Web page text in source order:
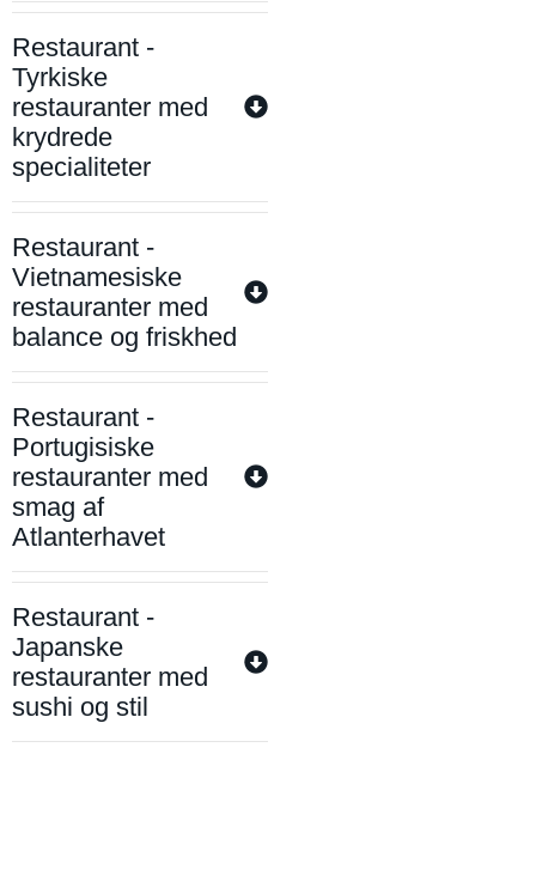
Restaurant -
Tyrkiske
restauranter med
krydrede
specialiteter
Restaurant -
Vietnamesiske
restauranter med
balance og friskhed
Restaurant -
Portugisiske
restauranter med
smag af
Atlanterhavet
Restaurant -
Japanske
restauranter med
sushi og stil